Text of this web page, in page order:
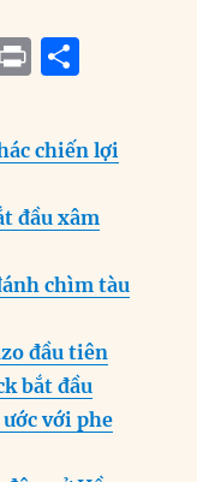
P
n
t
a
re
chiến lợi
đầu xâm
chìm tàu
đầu tiên
bắt đầu
với phe